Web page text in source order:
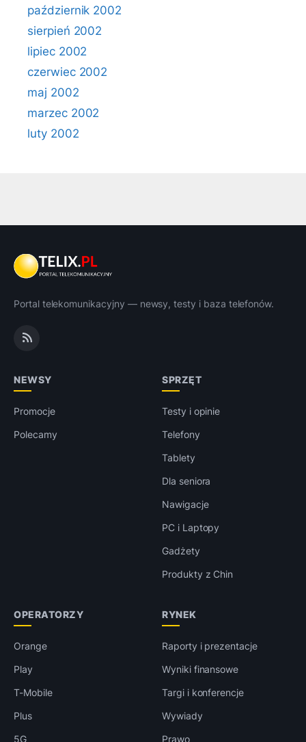
październik 2002
sierpień 2002
lipiec 2002
czerwiec 2002
maj 2002
marzec 2002
luty 2002
Portal telekomunikacyjny — newsy, testy i baza telefonów.
NEWSY
Promocje
Polecamy
SPRZĘT
Testy i opinie
Telefony
Tablety
Dla seniora
Nawigacje
PC i Laptopy
Gadżety
Produkty z Chin
OPERATORZY
Orange
Play
T-Mobile
Plus
5G
RYNEK
Raporty i prezentacje
Wyniki finansowe
Targi i konferencje
Wywiady
Prawo